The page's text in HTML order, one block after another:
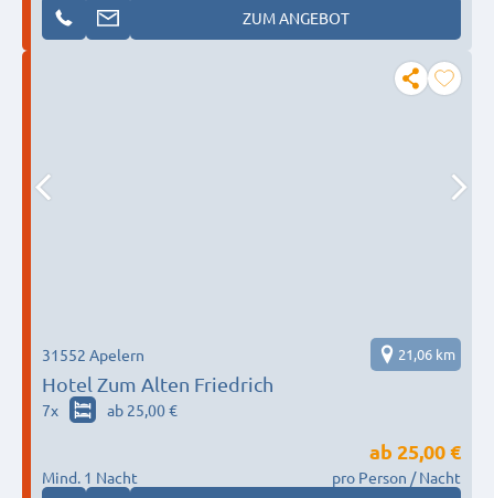
ZUM ANGEBOT
Hotel Zum Alten Friedrich
31552 Apelern 21,06 km
7x ab 25,00 €
Mind. 1 Nacht
ab 25,00 €
pro Person / Nacht